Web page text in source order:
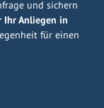
und sichern
Ihr Anliegen in
für einen